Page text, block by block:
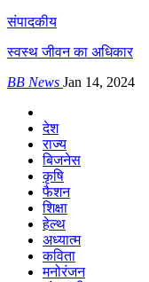
संपादकीय
स्वस्थ जीवन का अधिकार
BB News Jan 14, 2024
देश
राज्य
बिजनेस
कृषि
फैशन
शिक्षा
हेल्थ
अध्यात्म
कविता
मनोरंजन